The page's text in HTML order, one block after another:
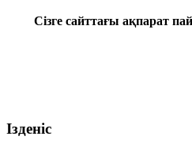
Сізге сайттағы ақпарат
Ізденіс